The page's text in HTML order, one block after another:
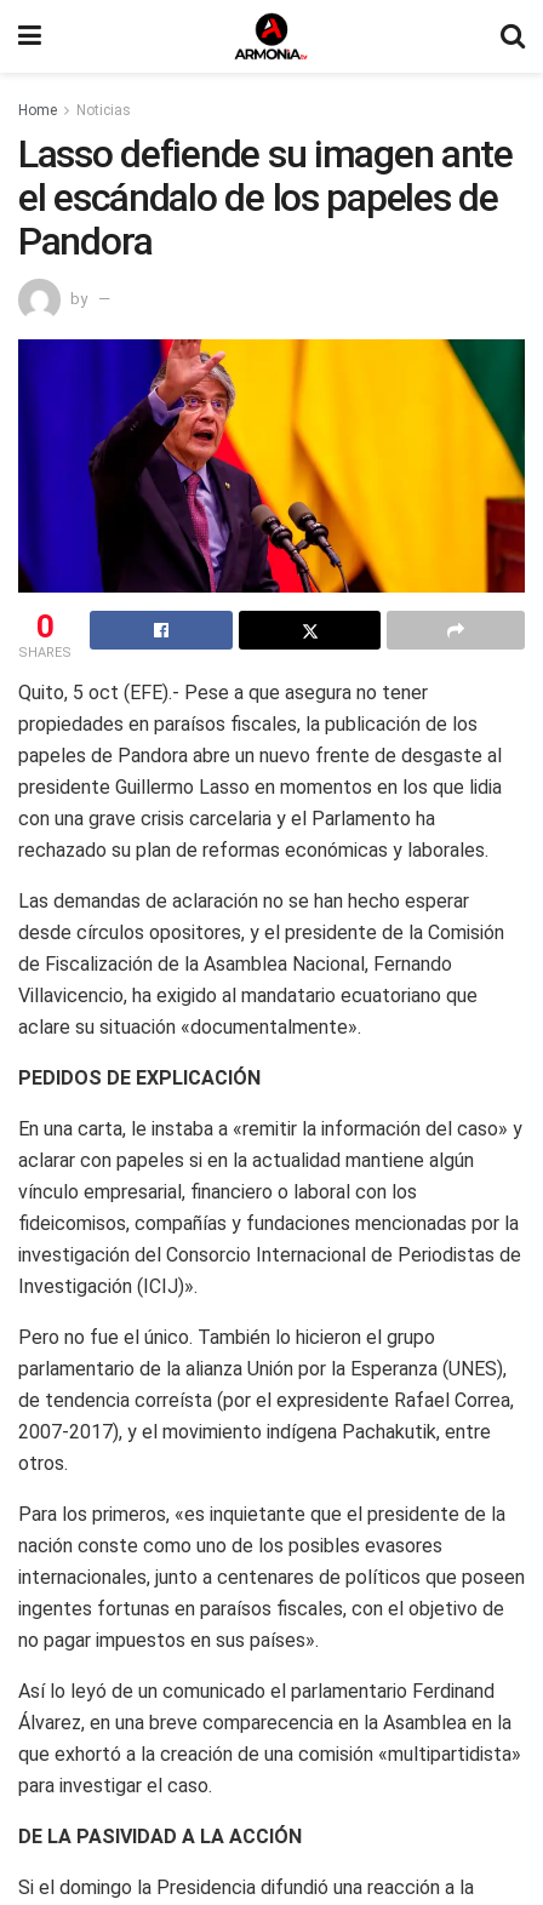
Home Noticias
Lasso defiende su imagen ante
el escándalo de los papeles de
Pandora
by
0
SHARES
Quito, 5 oct (EFE).- Pese a que asegura no tener
propiedades en paraísos fiscales, la publicación de los
papeles de Pandora abre un nuevo frente de desgaste al
presidente Guillermo Lasso en momentos en los que lidia
con una grave crisis carcelaria y el Parlamento ha
rechazado su plan de reformas económicas y laborales.
Las demandas de aclaración no se han hecho esperar
desde círculos opositores, y el presidente de la Comisión
de Fiscalización de la Asamblea Nacional, Fernando
Villavicencio, ha exigido al mandatario ecuatoriano que
aclare su situación «documentalmente».
PEDIDOS DE EXPLICACIÓN
En una carta, le instaba a «remitir la información del caso» y
aclarar con papeles si en la actualidad mantiene algún
vínculo empresarial, financiero o laboral con los
fideicomisos, compañías y fundaciones mencionadas por la
investigación del Consorcio Internacional de Periodistas de
Investigación (ICIJ)».
Pero no fue el único. También lo hicieron el grupo
parlamentario de la alianza Unión por la Esperanza (UNES),
de tendencia correísta (por el expresidente Rafael Correa,
2007-2017), y el movimiento indígena Pachakutik, entre
otros.
Para los primeros, «es inquietante que el presidente de la
nación conste como uno de los posibles evasores
internacionales, junto a centenares de políticos que poseen
ingentes fortunas en paraísos fiscales, con el objetivo de
no pagar impuestos en sus países».
Así lo leyó de un comunicado el parlamentario Ferdinand
Álvarez, en una breve comparecencia en la Asamblea en la
que exhortó a la creación de una comisión «multipartidista»
para investigar el caso.
DE LA PASIVIDAD A LA ACCIÓN
Si el domingo la Presidencia difundió una reacción a la